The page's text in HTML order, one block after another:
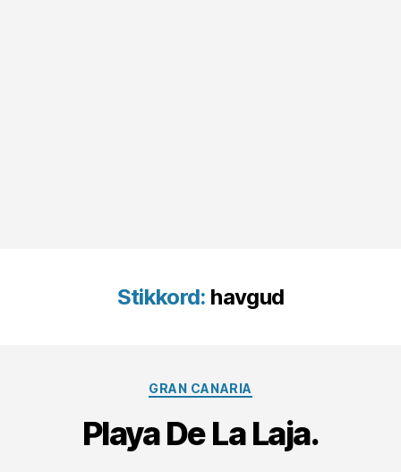
Stikkord: havgud
Kategorier
GRAN CANARIA
Playa De La Laja.